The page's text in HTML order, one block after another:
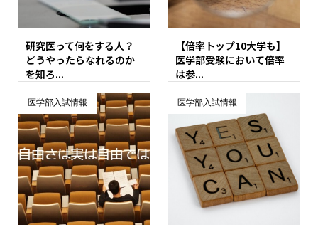
研究医って何をする人？
どうやったらなれるのか
を知ろ...
【倍率トップ10大学も】
医学部受験において倍率
は参...
医学部入試情報 医学部入試情報